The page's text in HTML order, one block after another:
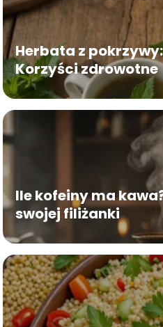
Herbata z
Korzyści zdrowotne
Ile kofeiny ma
swojej filiżanki